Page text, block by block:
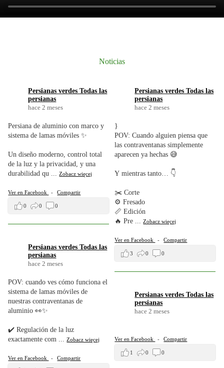
Noticias
Persianas verdes Todas las
persianas
hace 2 meses
Persiana de aluminio con marco y
sistema de lamas móviles ✨
Un diseño moderno, control total
de la luz y la privacidad, y una
durabilidad qu ...Zobacz więcej
Ver en Facebook - Compartir
0 0 0
Persianas verdes Todas las
persianas
hace 2 meses
}
POV: Cuando alguien piensa que
las contraventanas simplemente
aparecen ya hechas 😅
Y mientras tanto… 👇
✂️ Corte
⚙️ Fresado
📏 Edición
🔥 Pre ...Zobacz więcej
Ver en Facebook - Compartir
3 0 0
Persianas verdes Todas las
persianas
hace 2 meses
POV: cuando ves cómo funciona el
sistema de lamas móviles de
nuestras contraventanas de
aluminio 👀✨
✔️ Regulación de la luz
exactamente com ...Zobacz więcej
Ver en Facebook - Compartir
Persianas verdes Todas las
persianas
hace 2 meses
Ver en Facebook - Compartir
1 0 0